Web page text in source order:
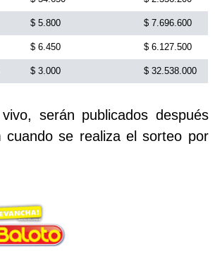
Noche
$ 5.800 $ 7.696.600
$ 6.450 $ 6.127.500
$ 3.000 $ 32.538.000
serán publicados después
cuando se realiza el sorteo por